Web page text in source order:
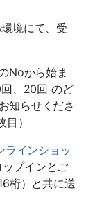
境にて、受
Noから始ま
、20回 のど
知らせくださ
）
ラインショッ
プインとご
桁）と共に送